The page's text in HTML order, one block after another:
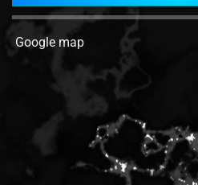
Google map